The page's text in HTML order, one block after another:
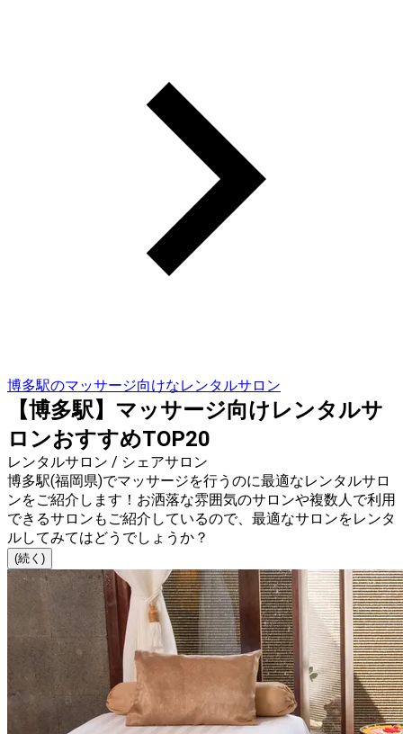
博多駅のマッサージ向けなレンタルサロン
【博多駅】マッサージ向けレンタルサ
ロンおすすめTOP20
レンタルサロン / シェアサロン
博多駅(福岡県)でマッサージを行うのに最適なレンタルサロ
ンをご紹介します！お洒落な雰囲気のサロンや複数人で利用
できるサロンもご紹介しているので、最適なサロンをレンタ
ルしてみてはどうでしょうか？
(続く)